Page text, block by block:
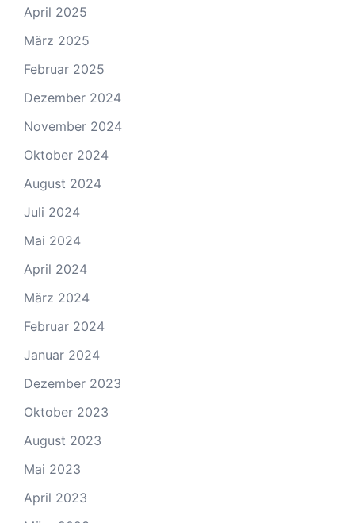
April 2025
März 2025
Februar 2025
Dezember 2024
November 2024
Oktober 2024
August 2024
Juli 2024
Mai 2024
April 2024
März 2024
Februar 2024
Januar 2024
Dezember 2023
Oktober 2023
August 2023
Mai 2023
April 2023